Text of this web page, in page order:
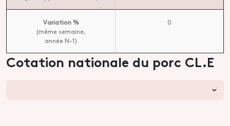
Variation %
(même semaine,
année N-1)
0
Cotation nationale du porc CL.E